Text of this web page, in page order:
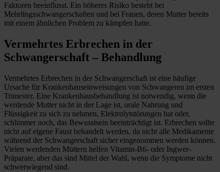
Faktoren beeinflusst. Ein höheres Risiko besteht bei
Mehrlingsschwangerschaften und bei Frauen, deren Mutter bereits
mit einem ähnlichen Problem zu kämpfen hatte.
Vermehrtes Erbrechen in der
Schwangerschaft – Behandlung
Vermehrtes Erbrechen in der Schwangerschaft ist eine häufige
Ursache für Krankenhauseinweisungen von Schwangeren im ersten
Trimester. Eine Krankenhausbehandlung ist notwendig, wenn die
werdende Mutter nicht in der Lage ist, orale Nahrung und
Flüssigkeit zu sich zu nehmen, Elektrolytstörungen hat oder,
schlimmer noch, das Bewusstsein beeinträchtigt ist. Erbrechen sollte
nicht auf eigene Faust behandelt werden, da nicht alle Medikamente
während der Schwangerschaft sicher eingenommen werden können.
Vielen werdenden Müttern helfen Vitamin-B6- oder Ingwer-
Präparate, aber das sind Mittel der Wahl, wenn die Symptome nicht
schwerwiegend sind.